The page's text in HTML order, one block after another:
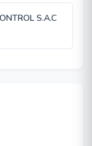
S.A.C